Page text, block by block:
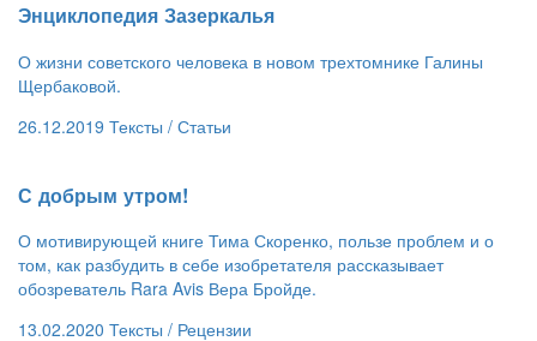
​Энциклопедия Зазеркалья
О жизни советского человека в новом трехтомнике Галины
Щербаковой.
26.12.2019 Тексты / Статьи
​С добрым утром!
О мотивирующей книге Тима Скоренко, пользе проблем и о
том, как разбудить в себе изобретателя рассказывает
обозреватель Rara Avis Вера Бройде.
13.02.2020 Тексты / Рецензии